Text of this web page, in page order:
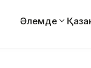
Әлемде